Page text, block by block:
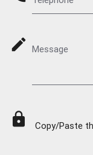
mode_edit Message
lock Copy/Paste